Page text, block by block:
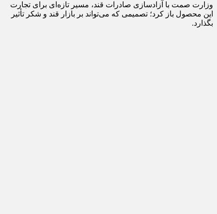
وزارت صمت با آزادسازی صادرات قند، مسیر تازه‌ای برای تجارت
این محصول باز کرد؛ تصمیمی که می‌تواند بر بازار قند و شکر تأثیر
بگذارد.